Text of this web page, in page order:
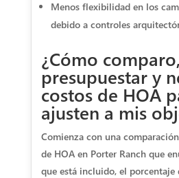
Menos flexibilidad en los
debido a controles
¿Cómo comparo,
presupuestar y
costos de HOA
ajusten a mis
Comienza con una
de HOA en Porter Ranch que
que está incluido, el